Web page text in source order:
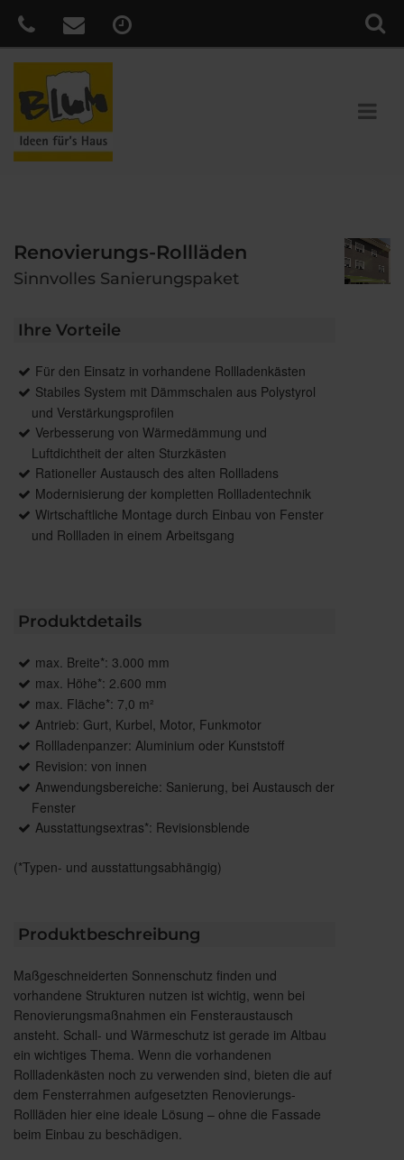
Renovierungs-Rollläden
Sinnvolles Sanierungspaket
Ihre Vorteile
Für den Einsatz in vorhandene Rollladenkästen
Stabiles System mit Dämmschalen aus Polystyrol
und Verstärkungsprofilen
Verbesserung von Wärmedämmung und
Luftdichtheit der alten Sturzkästen
Rationeller Austausch des alten Rollladens
Modernisierung der kompletten Rollladentechnik
Wirtschaftliche Montage durch Einbau von Fenster
und Rollladen in einem Arbeitsgang
Produktdetails
max. Breite*: 3.000 mm
max. Höhe*: 2.600 mm
max. Fläche*: 7,0 m²
Antrieb: Gurt, Kurbel, Motor, Funkmotor
Rollladenpanzer: Aluminium oder Kunststoff
Revision: von innen
Anwendungsbereiche: Sanierung, bei Austausch der
Fenster
Ausstattungsextras*: Revisionsblende
(*Typen- und ausstattungsabhängig)
Produktbeschreibung
Maßgeschneiderten Sonnenschutz finden und
vorhandene Strukturen nutzen ist wichtig, wenn bei
Renovierungsmaßnahmen ein Fensteraustausch
ansteht. Schall- und Wärmeschutz ist gerade im Altbau
ein wichtiges Thema. Wenn die vorhandenen
Rollladenkästen noch zu verwenden sind, bieten die auf
dem Fensterrahmen aufgesetzten Renovierungs-
Rollläden hier eine ideale Lösung – ohne die Fassade
beim Einbau zu beschädigen.